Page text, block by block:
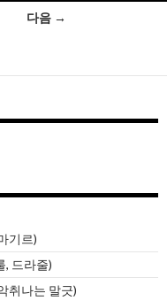
다음 →
기르)
, 드라줄)
취나는 말긋)